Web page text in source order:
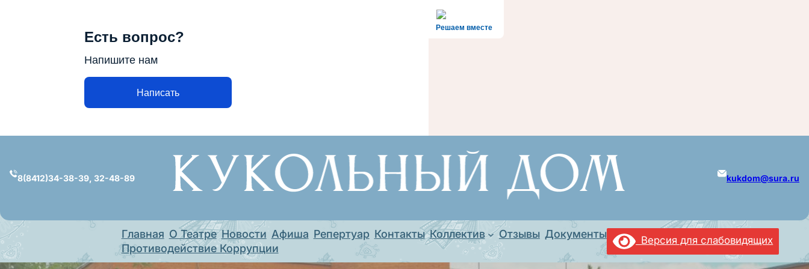
Решаем вместе
Есть вопрос?
Напишите нам
Написать
содержимому
8(8412)34-38-39, 32-48-89 kukdom@sura.ru
Главная О Театре Новости Афиша Репертуар Контакты Коллектив Отзывы Документы
Противодействие Коррупции
Версия для слабовидящих